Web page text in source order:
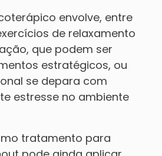
envolve, entre
de relaxamento
que podem ser
estratégicos, ou
se depara com
estresse no ambiente
tratamento para